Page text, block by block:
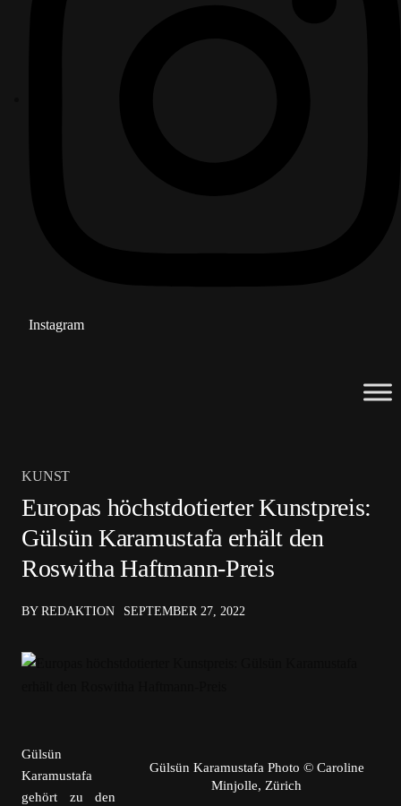
Instagram
KUNST
Europas höchstdotierter Kunstpreis:
Gülsün Karamustafa erhält den
Roswitha Haftmann-Preis
BY REDAKTION SEPTEMBER 27, 2022
Gülsün Karamustafa Photo © Caroline
Minjolle, Zürich
Gülsün
Karamustafa
gehört zu den